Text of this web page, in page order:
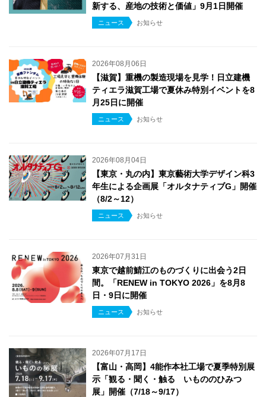
新する、産地の技術と価値」9月1日開催
ニュース お知らせ
2026年08月06日
【滋賀】重機の製造現場を見学！日立建機
ティエラ滋賀工場で夏休み特別イベントを8
月25日に開催
ニュース お知らせ
2026年08月04日
【東京・丸の内】東京藝術大学デザイン科3
年生による企画展「オルタナティブG」開催
（8/2～12）
ニュース お知らせ
2026年07月31日
東京で越前鯖江のものづくりに出会う2日
間。「RENEW in TOKYO 2026」を8月8
日・9日に開催
ニュース お知らせ
2026年07月17日
【富山・高岡】4能作本社工場で夏季特別展
示「観る・聞く・触る いもののひみつ
展」開催（7/18～9/17）